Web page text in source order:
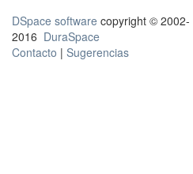
DSpace software copyright © 2002-
2016 DuraSpace
Contacto | Sugerencias